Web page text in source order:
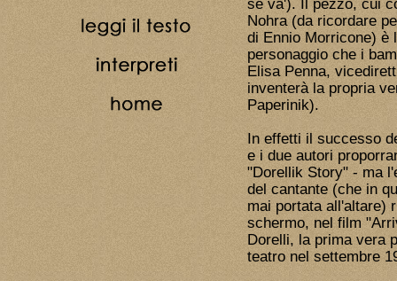
se va'). Il pezzo, cui
Nohra (da ricordare
di Ennio Morricone) è
personaggio che i
Elisa Penna,
inventerà la propria
Paperinik).
In effetti il successo
e i due autori
"Dorellik Story" - ma
del cantante (che in
mai portata all'altare)
schermo, nel film
Dorelli, la prima vera
teatro nel settembre